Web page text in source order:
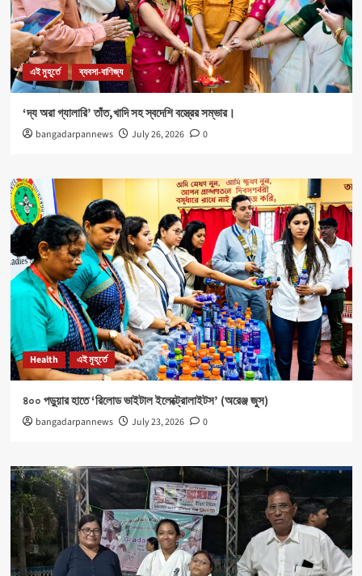
এই মুহূর্তে ব্যবসা-বাণিজ্য
‘দ্য অরা গ্যালারি’ তাঁত,খাদি সহ স্বদেশি বস্ত্রের সম্ভার।
bangadarpannews July 26, 2026 0
Health এই মুহূর্তে
৪০০ পড়ুয়ার হাতে ‘রিলোড ভাইটাল ইলেক্ট্রোলাইটস’ (অরেঞ্জ জুস)
bangadarpannews July 23, 2026 0